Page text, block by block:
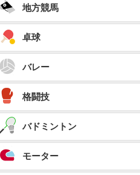
地方競馬
卓球
バレー
格闘技
バドミントン
モーター